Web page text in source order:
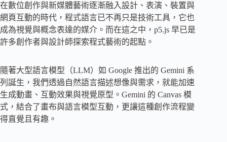
在數位創作與新媒體藝術逐漸融入設計、表演、裝置與
網頁互動的時代，程式語言已不再只是技術工具，它也
成為視覺與概念表達的媒介。而在這之中，p5.js 早已是
許多創作者與設計師探索程式藝術的起點。
隨著大型語言模型（LLM）如 Google 推出的 Gemini 系
列誕生，我們透過自然語言描述想像與需求，就能加速
生成動畫、互動效果與視覺原型。Gemini 的 Canvas 模
式，結合了畫布與語言模型互動，更讓這種創作流程變
得直覺且有趣。